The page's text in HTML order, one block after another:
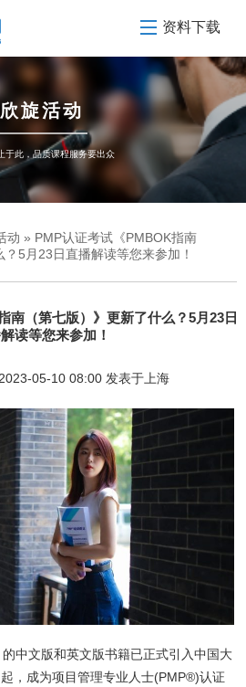
资料下载
欣旋活动
于此，品质课程服务要出众
动 » PMP认证考试《PMBOK指南
？5月23日直播解读等您来参加！
南（第七版）》更新了什么？5月23日
读等您来参加！
05-10 08:00 发表于上海
的中文版和英文版书籍已正式引入中国大
，成为项目管理专业人士(PMP®)认证